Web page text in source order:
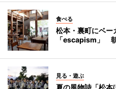
食べる
松本・裏町にベー
「escapism」
見る・遊ぶ
夏の風物詩「松